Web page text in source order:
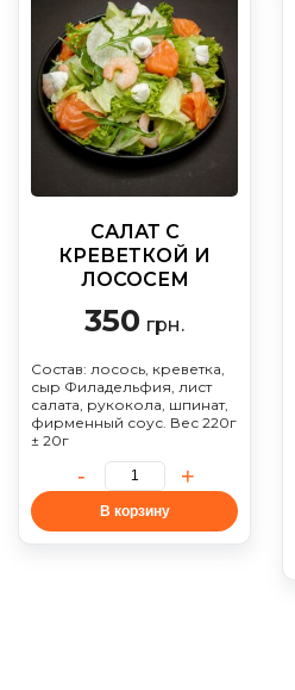
САЛАТ С
КРЕВЕТКОЙ И
ЛОСОСЕМ
350 грн.
Состав: лосось, креветка,
сыр Филадельфия, лист
салата, рукокола, шпинат,
фирменный соус. Вес 220г
± 20г
В корзину